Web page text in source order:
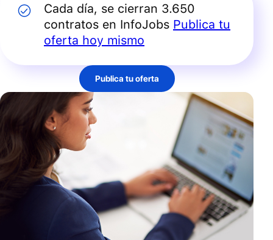
Cada día, se cierran 3.650
contratos en InfoJobs Publica tu
oferta hoy mismo
Publica tu oferta